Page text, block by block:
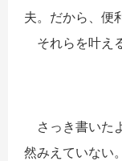
夫。だから、便
それらを叶え
さっき書いた
然みえていない